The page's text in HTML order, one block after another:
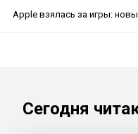
Apple взялась за игры: новый инструмент
Сегодня